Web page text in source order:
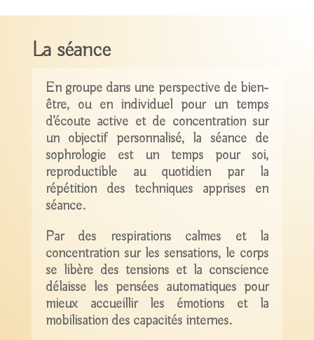
La séance
En groupe dans une perspective de bien-
être, ou en individuel pour un temps
d’écoute active et de concentration sur
un objectif personnalisé, la séance de
sophrologie est un temps pour soi,
reproductible au quotidien par la
répétition des techniques apprises en
séance.
Par des respirations calmes et la
concentration sur les sensations, le corps
se libère des tensions et la conscience
délaisse les pensées automatiques pour
mieux accueillir les émotions et la
mobilisation des capacités internes.